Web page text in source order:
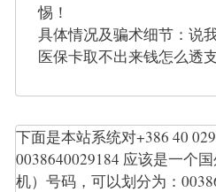
惕！
具体情况及骗术细节：说
医保卡取不出来钱怎么透
下面是本站系统对+386 40
0038640029184 应该是一个
机）号码，可以划分为：